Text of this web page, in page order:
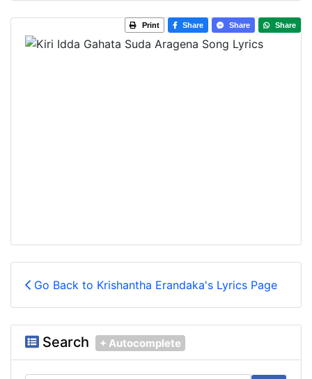
Print Share Share Share
Go Back to Krishantha Erandaka's Lyrics Page
Search + Autocomplete